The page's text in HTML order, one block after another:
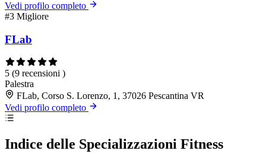
Vedi profilo completo
#3 Migliore
FLab
5 (9 recensioni )
Palestra
FLab, Corso S. Lorenzo, 1, 37026 Pescantina VR
Vedi profilo completo
Indice delle Specializzazioni Fitness